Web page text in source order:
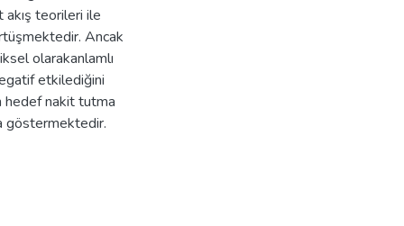
akış teorileri ile
Ancak
olarakanlamlı
etkilediğini
hedef nakit tutma
göstermektedir.